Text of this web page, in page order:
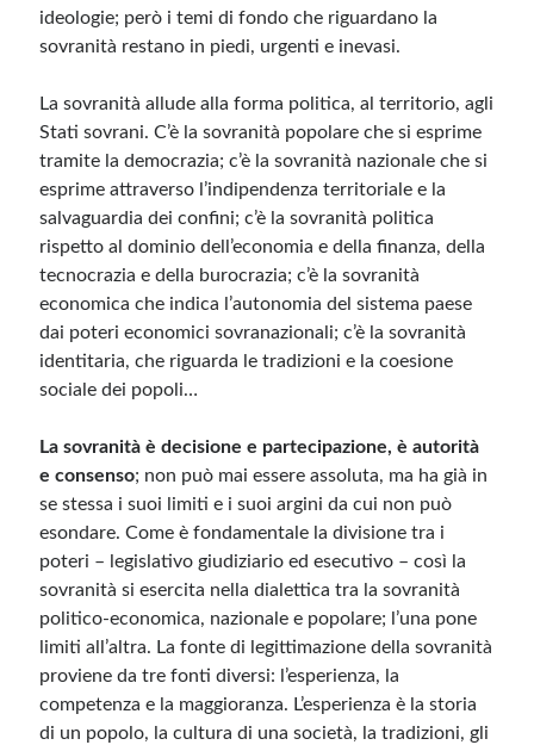
ideologie; però i temi di fondo che riguardano la
sovranità restano in piedi, urgenti e inevasi.
La sovranità allude alla forma politica, al territorio, agli
Stati sovrani. C’è la sovranità popolare che si esprime
tramite la democrazia; c’è la sovranità nazionale che si
esprime attraverso l’indipendenza territoriale e la
salvaguardia dei confini; c’è la sovranità politica
rispetto al dominio dell’economia e della finanza, della
tecnocrazia e della burocrazia; c’è la sovranità
economica che indica l’autonomia del sistema paese
dai poteri economici sovranazionali; c’è la sovranità
identitaria, che riguarda le tradizioni e la coesione
sociale dei popoli…
La sovranità è decisione e partecipazione, è autorità
e consenso; non può mai essere assoluta, ma ha già in
se stessa i suoi limiti e i suoi argini da cui non può
esondare. Come è fondamentale la divisione tra i
poteri – legislativo giudiziario ed esecutivo – così la
sovranità si esercita nella dialettica tra la sovranità
politico-economica, nazionale e popolare; l’una pone
limiti all’altra. La fonte di legittimazione della sovranità
proviene da tre fonti diversi: l’esperienza, la
competenza e la maggioranza. L’esperienza è la storia
di un popolo, la cultura di una società, la tradizioni, gli